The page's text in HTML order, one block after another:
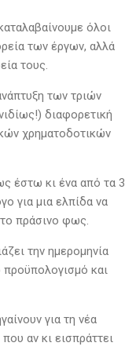
όλοι
των έργων, αλλά
τους.
των τριών
διαφορετική
χρηματοδοτικών
έστω κι ένα από τα 3
για μια ελπίδα να
πράσινο φως.
την ημερομηνία
και
για τη νέα
αν κι εισπράττει